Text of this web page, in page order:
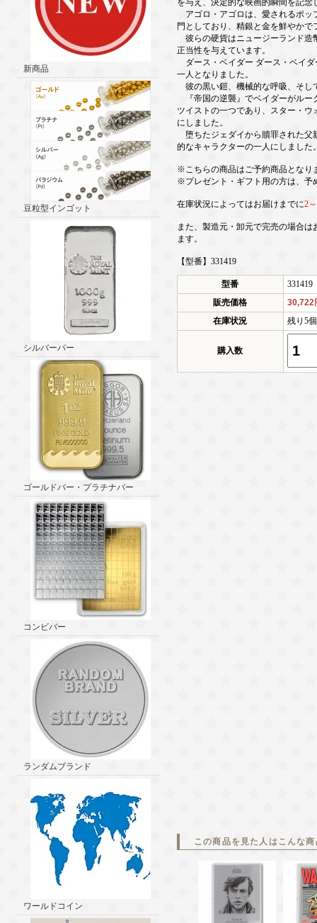
新商品
豆粒型インゴット
シルバーバー
ゴールドバー・プラチナバー
コンビバー
ランダムブランド
ワールドコイン
を与え、決定的な映画的瞬間を記念
アゴロ・アゴロは、愛されるポッ
門としており、精銀と金を鮮やか
彼らの硬貨はニュージーランド造
正当性を与えています。
ダース・ベイダー ダース・ベイダ
一人となりました。
彼の黒い鎧、機械的な呼吸、そし
『帝国の逆襲』でベイダーがルー
ツイストの一つであり、スター・
にしました。
堕ちたジェダイから贖罪された父
的なキャラクターの一人にしました
※こちらの商品はご予約商品となり
※プレゼント・ギフト用の方は、予
在庫状況によってはお届けまでに2
また、製造元・卸元で完売の場合
ます。
【型番】331419
型番
331419
販売価格
30,722
在庫状況
残り5
購入数
この商品を見た人はこんな